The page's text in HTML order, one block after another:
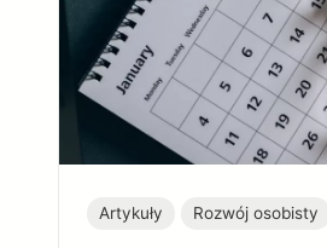
Artykuły Rozwój osobisty